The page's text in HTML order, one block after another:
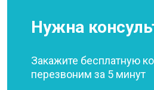
Нужна
Закажите бесплатную
перезвоним за 5 минут